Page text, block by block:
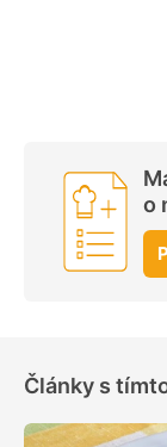
o
Články s